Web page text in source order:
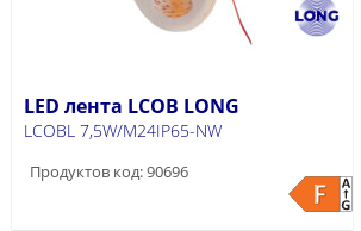
LED лента LCOB LONG
LCOBL 7,5W/M24IP65-NW
Продуктов код: 90696